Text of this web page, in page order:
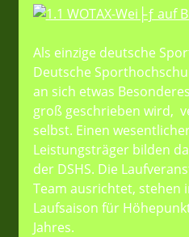
Als einzige deutsche
Deutsche
an sich etwas
groß geschrieben wird,
selbst. Einen
Leistungsträger bilden
der DSHS. Die
Team ausrichtet, stehen
Laufsaison für
Jahres.